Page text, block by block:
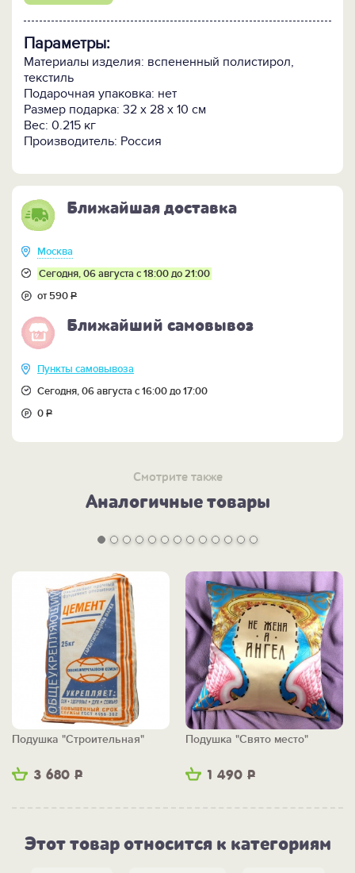
Параметры:
Материалы изделия: вспененный полистирол,
текстиль
Подарочная упаковка: нет
Размер подарка: 32 x 28 x 10 см
Вес: 0.215 кг
Производитель: Россия
Ближайшая доставка
Москва
Сегодня, 06 августа с 18:00 до 21:00
от 590Р
Ближайший самовывоз
Пункты самовывоза
Сегодня, 06 августа с 16:00 до 17:00
0Р
Смотрите также
Аналогичные товары
3 680 Р
Подушка "Строительная"
1 490 Р
Подушка "Свято место"
Этот товар относится к категориям